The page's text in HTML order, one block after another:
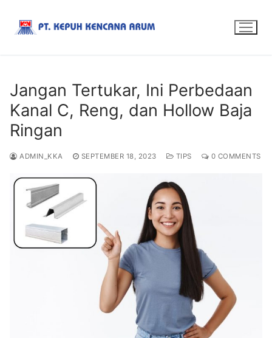
Jangan Tertukar, Ini Perbedaan
Kanal C, Reng, dan Hollow Baja
Ringan
ADMIN_KKA SEPTEMBER 18, 2023 TIPS 0 COMMENTS